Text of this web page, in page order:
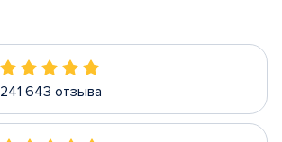
241 643 отзыва